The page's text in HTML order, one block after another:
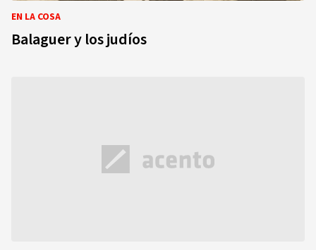
EN LA COSA
Balaguer y los judíos